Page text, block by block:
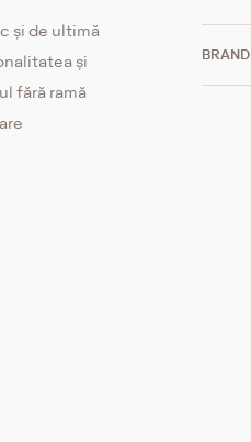
și de ultimă
și
fără ramă
BRAND